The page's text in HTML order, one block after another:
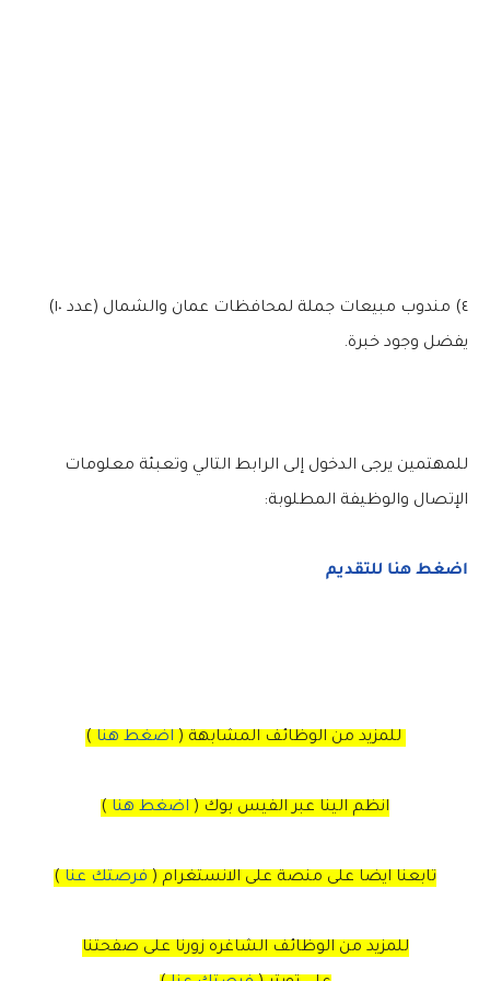
٤) مندوب مبيعات جملة لمحافظات عمان والشمال (عدد ١٠)
يفضل وجود خبرة.
للمهتمين يرجى الدخول إلى الرابط التالي وتعبئة معلومات
الإتصال والوظيفة المطلوبة:
اضغط هنا للتقديم
للمزيد من الوظائف المشابهة ( اضغط هنا )
انظم الينا عبر الفيس بوك ( اضغط هنا )
تابعنا ايضا على منصة على الانستغرام ( فرصتك عنا )
للمزيد من الوظائف الشاغره زورنا على صفحتنا